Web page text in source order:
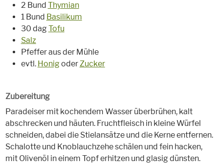
2 Bund Thymian
1 Bund Basilikum
30 dagTofu
Salz
Pfeffer aus der Mühle
evtl. HonigoderZucker
Zubereitung
Paradeiser mit kochendem Wasser überbrühen, kalt
abschrecken und häuten. Fruchtfleisch in kleine Würfel
schneiden, dabei die Stielansätze und die Kerne entfernen.
Schalotte und Knoblauchzehe schälen und fein hacken,
mit Olivenöl in einem Topf erhitzen und glasig dünsten.